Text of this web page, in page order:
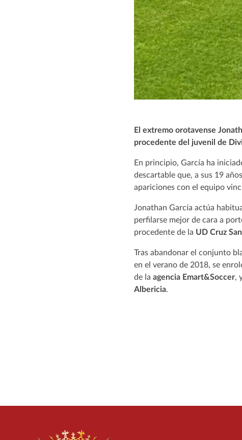
El extremo orotavense
procedente del juvenil de
En principio, García ha
descartable que, a sus 19
apariciones con el equipo
Jonathan García actúa
perfilarse mejor de cara a
procedente de la UD Cruz
Tras abandonar el conjunto
en el verano de 2018, se
de laagencia Emart&Soccer,
Albericia.